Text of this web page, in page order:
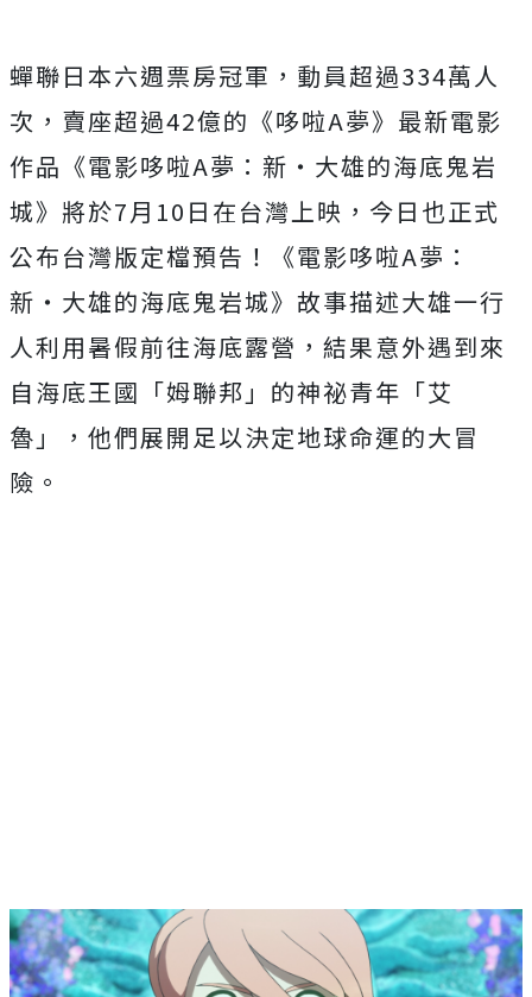
蟬聯日本六週票房冠軍，動員超過334萬人
次，賣座超過42億的《哆啦A夢》最新電影
作品《電影哆啦A夢：新‧ 大雄的海底鬼岩
城》將於7月 10 日在台灣上映， 今日也正式
公布台灣版定檔預告！《電影哆啦A夢：
新‧ 大雄的海底鬼岩城》故事描述大雄一行
人利用暑假前往海底露營， 結果意外遇到來
自海底王國「姆聯邦」的神祕青年「艾
魯」， 他們展開足以決定地球命運的大冒
險。